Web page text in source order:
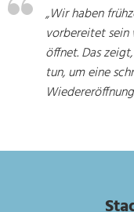
„Wir haben
vorbereitet
öffnet. Das
tun, um eine